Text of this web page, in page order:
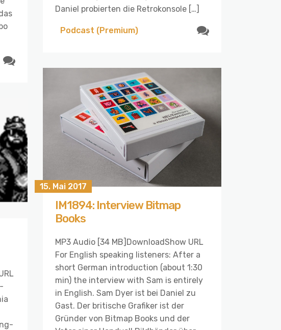
Daniel probierten die Retrokonsole […]
Podcast (Premium)
15. Mai 2017
IM1894: Interview Bitmap
Books
MP3 Audio [34 MB]DownloadShow URL
For English speaking listeners: After a
short German introduction (about 1:30
min) the interview with Sam is entirely
in English. Sam Dyer ist bei Daniel zu
Gast. Der britische Grafiker ist der
Gründer von Bitmap Books und der